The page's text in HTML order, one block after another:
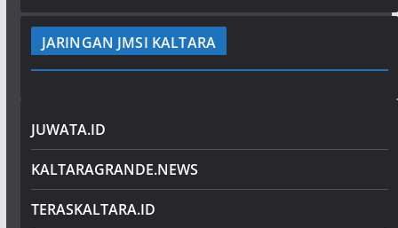
JARINGAN JMSI KALTARA
JUWATA.ID
KALTARAGRANDE.NEWS
TERASKALTARA.ID